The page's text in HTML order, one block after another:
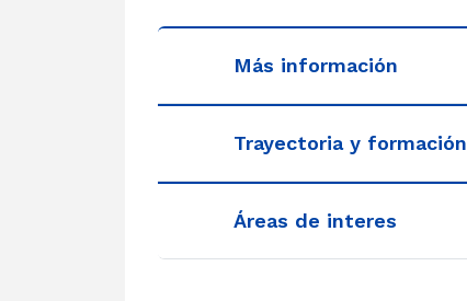
Más información
Trayectoria y formación
Áreas de interes